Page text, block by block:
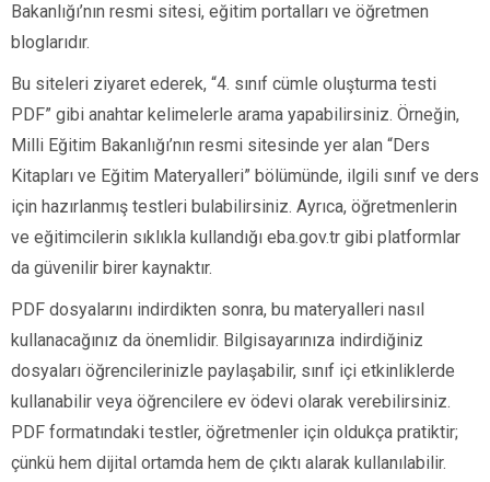
Bakanlığı’nın resmi sitesi, eğitim portalları ve öğretmen
bloglarıdır.
Bu siteleri ziyaret ederek, “4. sınıf cümle oluşturma testi
PDF” gibi anahtar kelimelerle arama yapabilirsiniz. Örneğin,
Milli Eğitim Bakanlığı’nın resmi sitesinde yer alan “Ders
Kitapları ve Eğitim Materyalleri” bölümünde, ilgili sınıf ve ders
için hazırlanmış testleri bulabilirsiniz. Ayrıca, öğretmenlerin
ve eğitimcilerin sıklıkla kullandığı eba.gov.tr gibi platformlar
da güvenilir birer kaynaktır.
PDF dosyalarını indirdikten sonra, bu materyalleri nasıl
kullanacağınız da önemlidir. Bilgisayarınıza indirdiğiniz
dosyaları öğrencilerinizle paylaşabilir, sınıf içi etkinliklerde
kullanabilir veya öğrencilere ev ödevi olarak verebilirsiniz.
PDF formatındaki testler, öğretmenler için oldukça pratiktir;
çünkü hem dijital ortamda hem de çıktı alarak kullanılabilir.